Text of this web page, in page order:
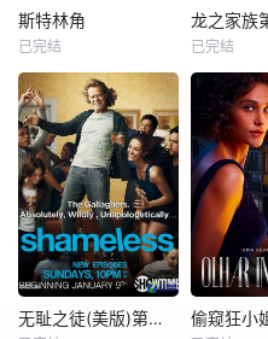
斯特林角
已完结
龙之家族
已完结
无耻之徒(美版)第一季 偷窥狂小